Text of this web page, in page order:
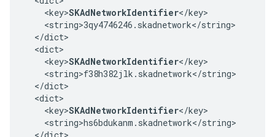
    <key>
SKAdNetworkIdentifier</key>
    <string>3qy4746246.skadnetwork</string>
  </dict>
  <dict>
    <key>
SKAdNetworkIdentifier</key>
    <string>f38h382jlk.skadnetwork</string>
  </dict>
  <dict>
    <key>
SKAdNetworkIdentifier</key>
    <string>hs6bdukanm.skadnetwork</string>